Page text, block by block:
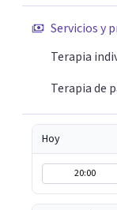
Servicios y
Terapia
Terapia de
Hoy
20:00